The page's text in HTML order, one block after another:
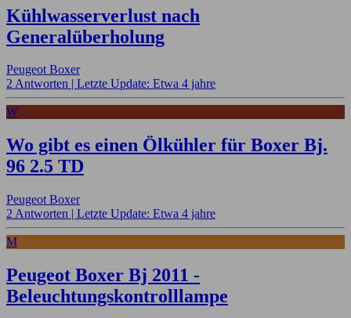
Kühlwasserverlust nach
Generalüberholung
Peugeot Boxer
2 Antworten | Letzte Update: Etwa 4 jahre
W
Wo gibt es einen Ölkühler für Boxer Bj.
96 2.5 TD
Peugeot Boxer
2 Antworten | Letzte Update: Etwa 4 jahre
M
Peugeot Boxer Bj 2011 -
Beleuchtungskontrolllampe